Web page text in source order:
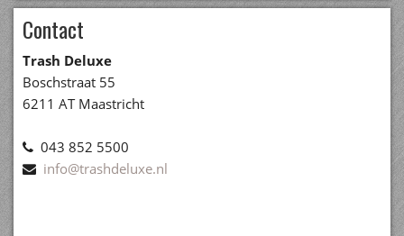
Contact
Trash Deluxe
Boschstraat 55
6211 AT Maastricht
043 852 5500
info@trashdeluxe.nl